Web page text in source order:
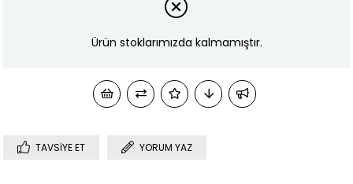
Ürün stoklarımızda kalmamıştır.
TAVSIYE ET YORUM YAZ